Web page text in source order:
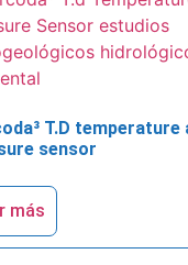
T.D temperature
sensor
más